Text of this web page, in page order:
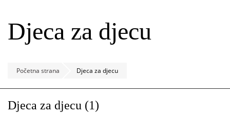
Djeca za djecu
Početna strana Djeca za djecu
Djeca za djecu (1)